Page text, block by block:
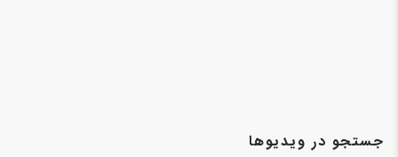
جستجو در ویدیوها